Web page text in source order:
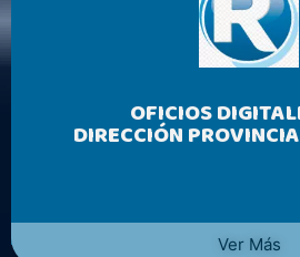
OFICIOS
DIRECCIÓN
Ver Más